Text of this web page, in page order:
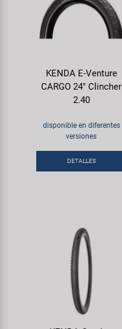
KENDA E-Venture
CARGO 24" Clincher
2.40
disponible en diferentes
versiones
DETALLES